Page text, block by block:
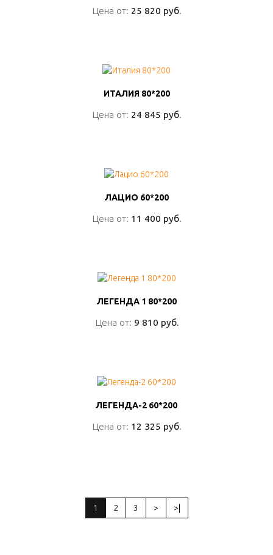
Цена от: 25 820 руб.
Цена от: 25 820 руб.
ИТАЛИЯ 80*200
Цена от: 24 845 руб.
ИТАЛИЯ 80*200
Цена от: 24 845 руб.
ЛАЦИО 60*200
Цена от: 11 400 руб.
ЛАЦИО 60*200
Цена от: 11 400 руб.
ЛЕГЕНДА 1 80*200
Цена от: 9 810 руб.
ЛЕГЕНДА 1 80*200
Цена от: 9 810 руб.
ЛЕГЕНДА-2 60*200
Цена от: 12 325 руб.
ЛЕГЕНДА-2 60*200
Цена от: 12 325 руб.
1 2 3 > >|